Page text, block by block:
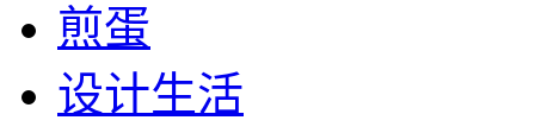
煎蛋
设计生活